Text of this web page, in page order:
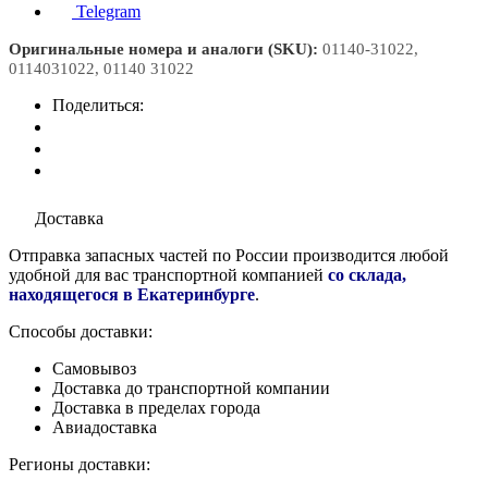
Telegram
Оригинальные номера и аналоги (SKU): 01140-31022,
0114031022, 01140 31022
Поделиться:
Доставка
Отправка запасных частей по России производится любой
удобной для вас транспортной компанией со склада,
находящегося в Екатеринбурге.
Способы доставки:
Самовывоз
Доставка до транспортной компании
Доставка в пределах города
Авиадоставка
Регионы доставки: